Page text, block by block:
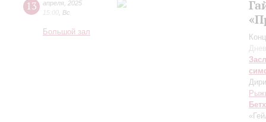
13 апреля 2025
15:00 Вс
Большой зал